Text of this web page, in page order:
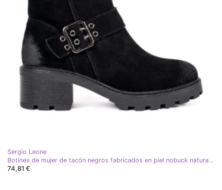
Sergio Leone
Botines de mujer de tacón negros fabricados en piel nobuck natural con hebilla decorativa de Sergio Leone
74,81 €